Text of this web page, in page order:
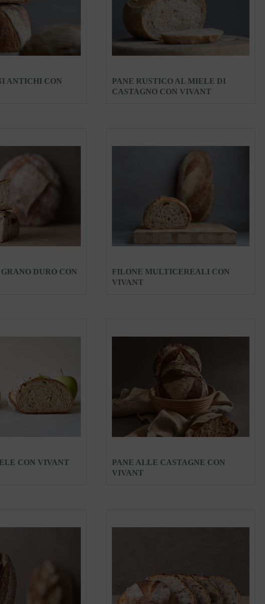
ANTICHI CON
PANE RUSTICO AL MIELE DI
CASTAGNO CON VIVANT
DURO CON
FILONE MULTICEREALI CON
VIVANT
CON VIVANT
PANE ALLE CASTAGNE CON
VIVANT